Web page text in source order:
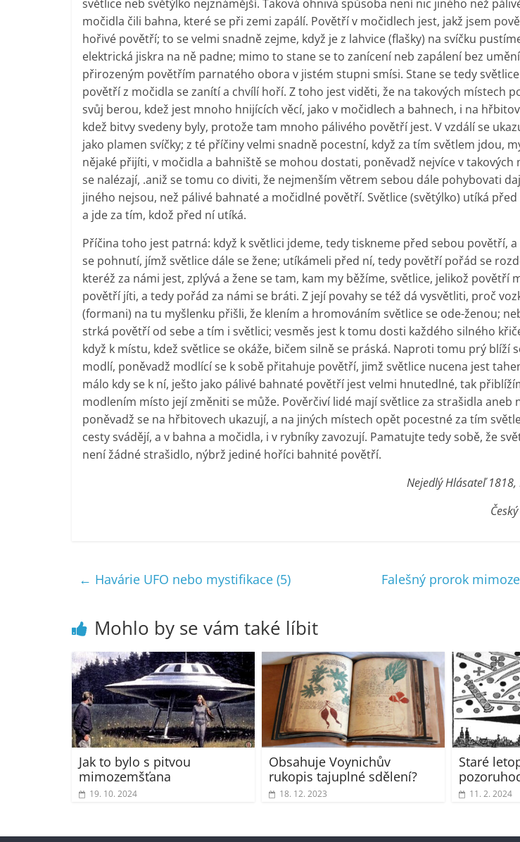
světlice neb světýlko nejznámější. Taková ohnivá spůsoba není nic jiného než
močidla čili bahna, které se při zemi zapálí. Povětří v močidlech jest, jakž jsem
hořivé povětří; to se velmi snadně zejme, když je z lahvice (flašky) na svíčku
elektrická jiskra na ně padne; mimo to stane se to zanícení neb zapálení bez
přirozeným povětřím parnatého obora v jistém stupni smísi. Stane se tedy
povětří z močidla se zanítí a chvílí hoří. Z toho jest viděti, že na takových místech
svůj berou, kdež jest mnoho hnijících věcí, jako v močidlech a bahnech, i na
kdež bitvy svedeny byly, protože tam mnoho pálivého povětří jest. V vzdálí se
jako plamen svíčky; z té příčiny velmi snadně pocestní, když za tím světlem jdou,
nějaké přijíti, v močidla a bahniště se mohou dostati, poněvadž nejvíce v takových
se nalézají, .aniž se tomu co diviti, že nejmenším větrem sebou dále pohybovati
jiného nejsou, než pálivé bahnaté a močidlné povětří. Světlice (světýlko) utíká
a jde za tím, kdož před ní utíká.
Příčina toho jest patrná: když k světlici jdeme, tedy tiskneme před sebou povětří,
se pohnutí, jímž světlice dále se žene; utíkámeli před ní, tedy povětří pořád se
kteréž za námi jest, zplývá a žene se tam, kam my běžíme, světlice, jelikož povětří
povětří jíti, a tedy pořád za námi se bráti. Z její povahy se též dá vysvětliti, proč
(formani) na tu myšlenku přišli, že klením a hromováním světlice se ode-ženou;
strká povětří od sebe a tím i světlici; vesměs jest k tomu dosti každého silného
když k místu, kdež světlice se okáže, bičem silně se práská. Naproti tomu prý blíží
modlí, poněvadž modlící se k sobě přitahuje povětří, jimž světlice nucena jest
málo kdy se k ní, ješto jako pálivé bahnaté povětří jest velmi hnutedlné, tak
modlením místo její změniti se může. Pověrčiví lidé mají světlice za strašidla aneb
poněvadž se na hřbitovech ukazují, a na jiných místech opět pocestné za tím
cesty svádějí, a v bahna a močidla, i v rybníky zavozují. Pamatujte tedy sobě, že
není žádné strašidlo, nýbrž jediné hoříci bahnité povětří.
Nejedlý Hlásateľ
← Havárie UFO nebo mystifikace (5) Falešný prorok
Mohlo by se vám také líbit
Jak to bylo s pitvou
mimozemšťana
19. 10. 2024
Obsahuje Voynichův
rukopis tajuplné sdělení?
18. 12. 2023
Staré
11. 2. 2024